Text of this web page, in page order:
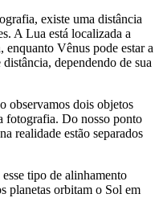
existe uma distância
A Lua está localizada a
Vênus pode estar a
dependendo de sua
observamos dois objetos
fotografia. Do nosso ponto
realidade estão separados
tipo de alinhamento
planetas orbitam o Sol em